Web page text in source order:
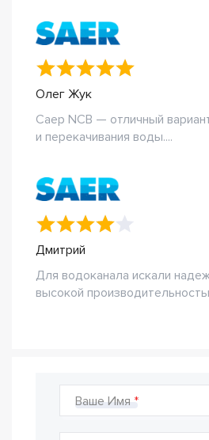
Олег Жук
Саер NCB — отличный
и перекачивания воды....
Дмитрий
Для водоканала искали
высокой
Ваше Имя